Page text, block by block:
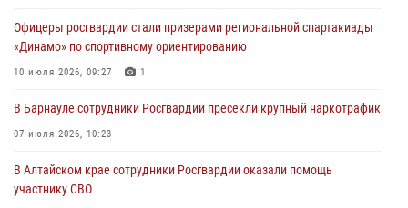
Офицеры росгвардии стали призерами региональной спартакиады
«Динамо» по спортивному ориентированию
10 июля 2026, 09:27 1
В Барнауле сотрудники Росгвардии пресекли крупный наркотрафик
07 июля 2026, 10:23
В Алтайском крае сотрудники Росгвардии оказали помощь
участнику СВО